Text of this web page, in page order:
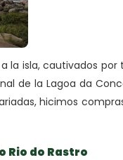
la isla, cautivados
de la Lagoa da
hicimos
Rio do Rastro